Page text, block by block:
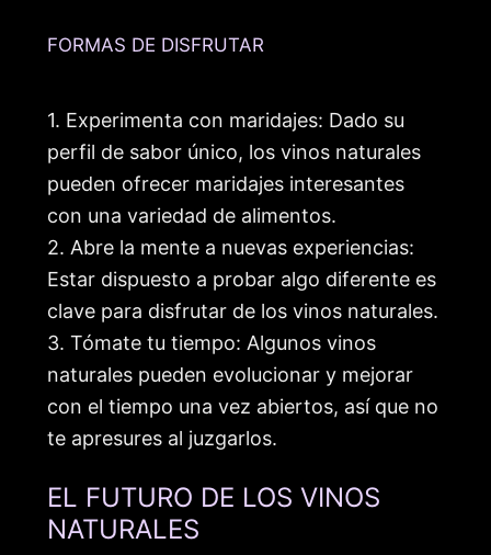
FORMAS DE DISFRUTAR
1. Experimenta con maridajes: Dado su
perfil de sabor único, los vinos naturales
pueden ofrecer maridajes interesantes
con una variedad de alimentos.
2. Abre la mente a nuevas experiencias:
Estar dispuesto a probar algo diferente es
clave para disfrutar de los vinos naturales.
3. Tómate tu tiempo: Algunos vinos
naturales pueden evolucionar y mejorar
con el tiempo una vez abiertos, así que no
te apresures al juzgarlos.
EL FUTURO DE LOS VINOS
NATURALES